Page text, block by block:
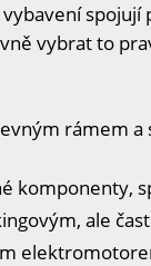
vybrat to
rámem a
komponenty,
ale